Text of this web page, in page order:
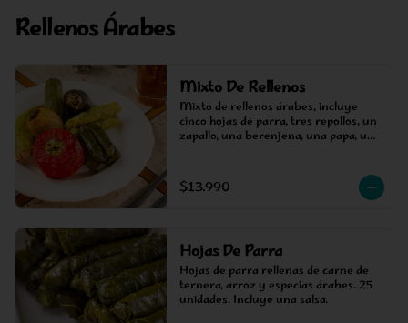
Rellenos Árabes
Mixto De Rellenos
Mixto de rellenos árabes, incluye
cinco hojas de parra, tres repollos, un
zapallo, una berenjena, una papa, un
$13.990
Hojas De Parra
Hojas de parra rellenas de carne de
ternera, arroz y especias árabes. 25
unidades. Incluye una salsa.